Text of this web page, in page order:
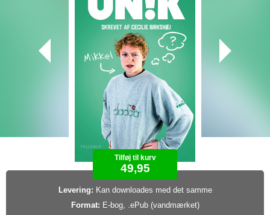
Tilføj til kurv
49,95
Levering: Kan downloades med det samme
Format: E-bog, .ePub (vandmærket)